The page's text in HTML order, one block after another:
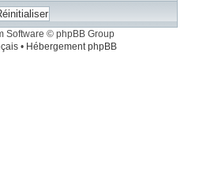
Software © phpBB Group
• Hébergement phpBB